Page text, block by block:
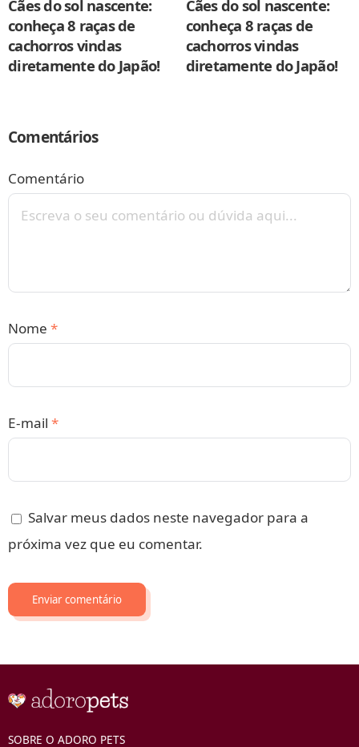
Cães do sol nascente:
conheça 8 raças de
cachorros vindas
diretamente do Japão!
Cães do sol nascente:
conheça 8 raças de
cachorros vindas
diretamente do Japão!
Comentários
Comentário
Nome *
E-mail *
Salvar meus dados neste navegador para a
próxima vez que eu comentar.
SOBRE O ADORO PETS